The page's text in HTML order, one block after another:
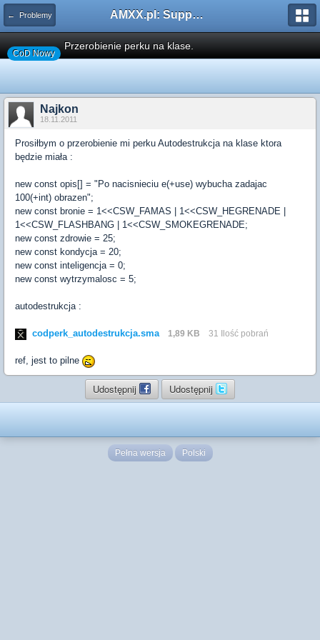
← Problemy AMXX.pl: Support AMX Mod X i SourceMod
CoD Nowy
Przerobienie perku na klase.
Najkon
18.11.2011
Prosiłbym o przerobienie mi perku Autodestrukcja na klase ktora
będzie miała :
new const opis[] = "Po nacisnieciu e(+use) wybucha zadajac
100(+int) obrazen";
new const bronie = 1<<CSW_FAMAS | 1<<CSW_HEGRENADE |
1<<CSW_FLASHBANG | 1<<CSW_SMOKEGRENADE;
new const zdrowie = 25;
new const kondycja = 20;
new const inteligencja = 0;
new const wytrzymalosc = 5;
autodestrukcja :
codperk_autodestrukcja.sma 1,89 KB 31 Ilość pobrań
ref, jest to pilne
Udostępnij Udostępnij
Pełna wersja Polski